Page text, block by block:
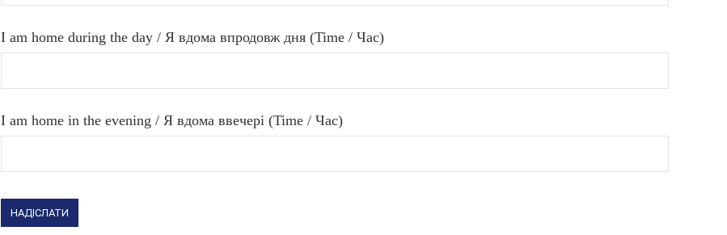
I am home during the day / Я вдома впродовж дня (Time / Час)
I am home in the evening / Я вдома ввечері (Time / Час)
НАДІСЛАТИ